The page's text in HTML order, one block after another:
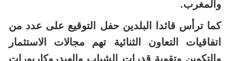
كما ترأس قائدا البلدين حفل التوقيع على عدد من
اتفاقيات التعاون الثنائية تهم مجالات الاستثمار
والتكوين وتقوية قدرات الشباب والهيدروكاربورات
والمعادن والسياحة والبنوك والمالية والتأمين